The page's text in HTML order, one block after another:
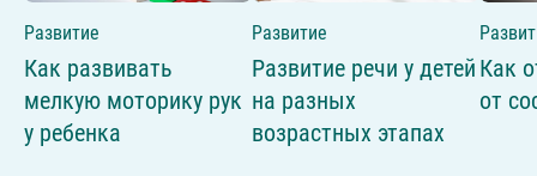
Развитие
Как развивать
мелкую моторику рук
у ребенка
Развитие
Развитие речи у детей
на разных
возрастных этапах
Как
от